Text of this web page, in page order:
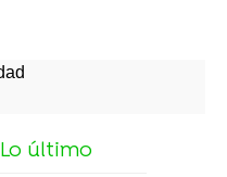
Lo último